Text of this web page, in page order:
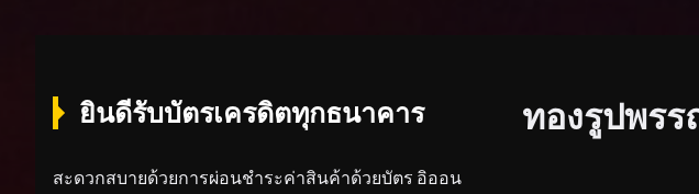
ทองรูปพร
ยินดีรับบัตรเครดิตทุกธนาคาร
สะดวกสบายด้วยการผ่อนชำระค่าสินค้าด้วยบัตร อิออน